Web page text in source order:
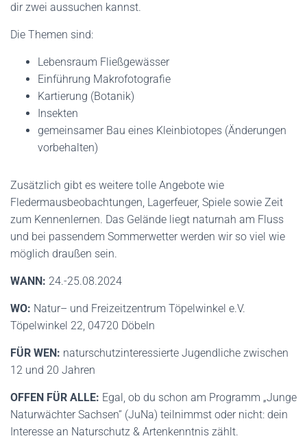
dir zwei aussuchen kannst.
Die Themen sind:
Lebensraum Fließgewässer
Einführung Makrofotografie
Kartierung (Botanik)
Insekten
gemeinsamer Bau eines Kleinbiotopes (Änderungen
vorbehalten)
Zusätzlich gibt es weitere tolle Angebote wie
Fledermausbeobachtungen, Lagerfeuer, Spiele sowie Zeit
zum Kennenlernen. Das Gelände liegt naturnah am Fluss
und bei passendem Sommerwetter werden wir so viel wie
möglich draußen sein.
WANN: 24.-25.08.2024
WO: Natur– und Freizeitzentrum Töpelwinkel e.V.
Töpelwinkel 22, 04720 Döbeln
FÜR WEN: naturschutzinteressierte Jugendliche zwischen
12 und 20 Jahren
OFFEN FÜR ALLE: Egal, ob du schon am Programm „Junge
Naturwächter Sachsen“ (JuNa) teilnimmst oder nicht: dein
Interesse an Naturschutz & Artenkenntnis zählt.